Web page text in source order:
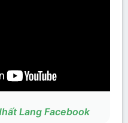
Lang Facebook